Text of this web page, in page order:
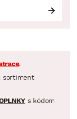
.
sortiment
s kódom